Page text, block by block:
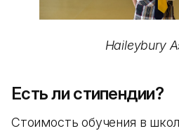
Haileybury
Есть ли стипендии?
Стоимость обучения в